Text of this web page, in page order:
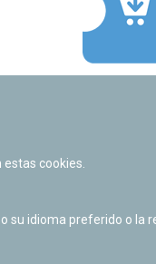
Derecho
cookies.
su idioma preferido o la